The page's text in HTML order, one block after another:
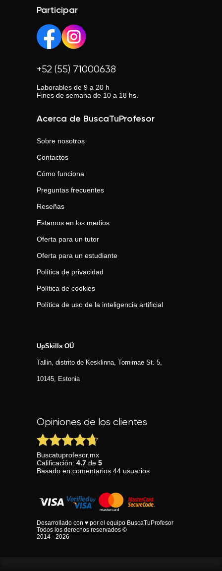
Participar
+52 (55) 71000638
Laborables de 9 a 20 h
Fines de semana de 10 a 18 hs.
Acerca de BuscaTuProfesor
Sobre nosotros
Contactos
Cómo funciona
Preguntas frecuentes
Reseñas
Estamos en los medios
Oferta para un tutor
Oferta para un estudiante
Política de privacidad
Política de cookies
Política de uso de la inteligencia artificial
UpSkills OÜ
Tallin, distrito de Kesklinna, Tornimаe St. 5,
10145, Estonia
Opiniones de los clientes
Buscatuprofesor.mx
Calificación: 4.7 de 5
Basado en comentarios 44 usuarios
Desarrollado con ♥ por el equipo BuscaTuProfesor
Todos los derechos reservados ©
2014 - 2026